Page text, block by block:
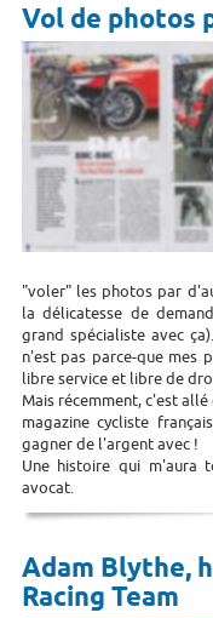
Vol de photos
"voler" les photos par
la délicatesse de
grand spécialiste avec
n'est pas parce-que mes
libre service et libre de
Mais récemment, c'est
magazine cycliste
gagner de l'argent avec !
Une histoire qui m'aura
avocat.
Adam Blythe,
Racing Team